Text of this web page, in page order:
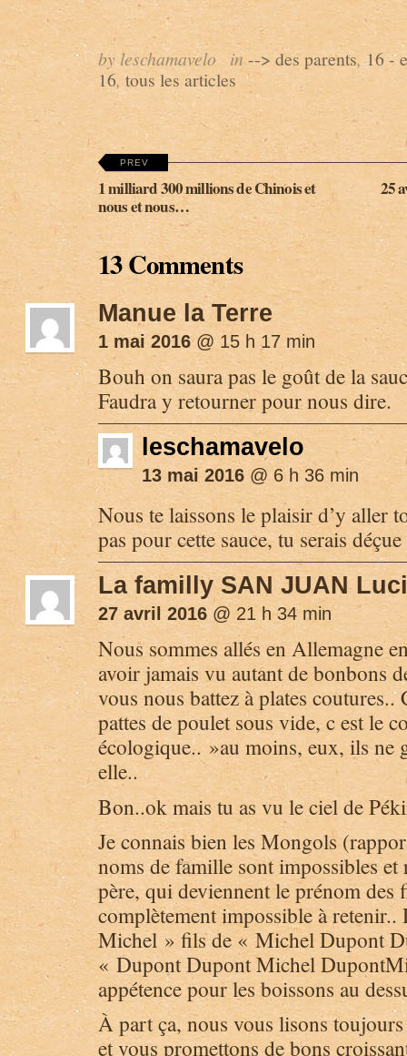
by leschamavelo in--> des parents, 16 -
16, tous les articles
PREV
1 milliard 300 millions de Chinois et
nous et nous…
25
13 Comments
Manue la Terre
1 mai 2016@ 15 h 17 min
Bouh on saura pas le goût de la
Faudra y retourner pour nous dire.
leschamavelo
13 mai 2016 @ 6 h 36 min
Nous te laissons le plaisir d’y aller
pas pour cette sauce, tu serais
La familly SAN JUAN
27 avril 2016@ 21 h 34 min
Nous sommes allés en Allemagne
avoir jamais vu autant de bonbons
vous nous battez à plates
pattes de poulet sous vide, c est le
écologique.. »au moins, eux, ils ne
elle..
Bon..ok mais tu as vu le ciel de
Je connais bien les Mongols
noms de famille sont impossibles
père, qui deviennent le prénom
complètement impossible à
Michel » fils de « Michel Dupont
« Dupont Dupont Michel
appétence pour les boissons au
À part ça, nous vous lisons
et vous promettons de bons